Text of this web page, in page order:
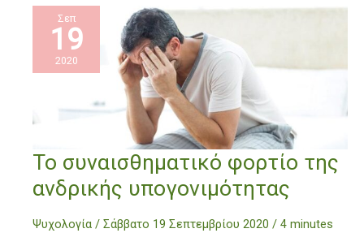
Σεπ
19
2020
Το συναισθηματικό φορτίο της
ανδρικής υπογονιμότητας
Ψυχολογία / Σάββατο 19 Σεπτεμβρίου 2020 / 4 minutes
Το
συναισθηματικό
φορτίο
ανδρικής